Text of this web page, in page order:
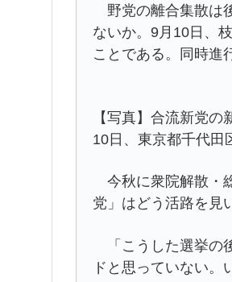
野党の離合集散は
ないか。9月10日、
ことである。同時進
【写真】合流新党
10日、東京都千代田
今秋に衆院解散・
党」はどう活路を見
「こうした選挙の
ドと思っていない